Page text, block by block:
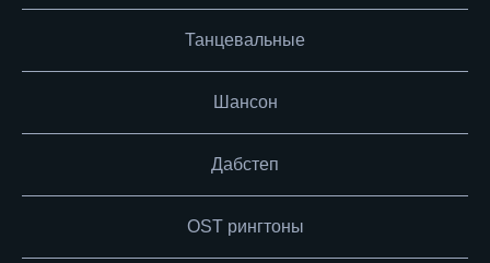
Танцевальные
Шансон
Дабстеп
OST рингтоны